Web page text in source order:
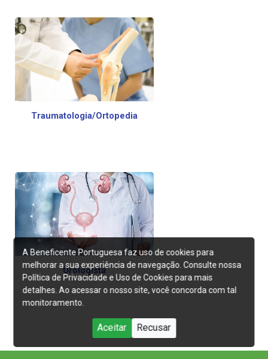
Traumatologia/Ortopedia
Urologista
A Beneficente Portuguesa faz uso de cookies para
melhorar a sua experiência de navegação. Consulte nossa
Política de Privacidade e Uso de Cookies para mais
detalhes. Ao acessar o nosso site, você concorda com tal
monitoramento.
Aceitar Recusar